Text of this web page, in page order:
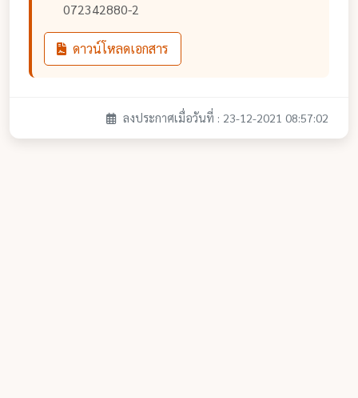
072342880-2
ดาวน์โหลดเอกสาร
ลงประกาศเมื่อวันที่ : 23-12-2021 08:57:02